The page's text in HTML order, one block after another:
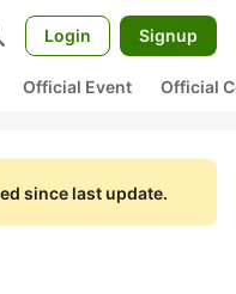
Login Signup
Official Event Official
since last update.